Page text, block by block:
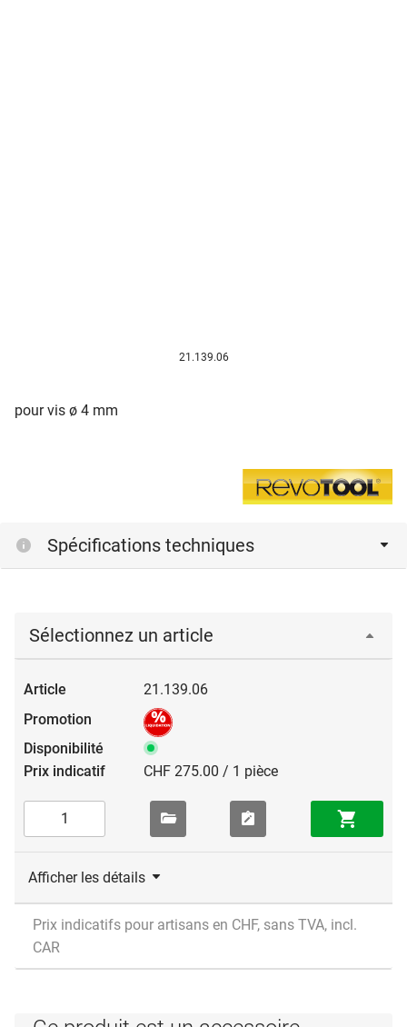
21.139.06
pour vis ø 4 mm
Spécifications techniques
Sélectionnez un article
21.139.06
CHF 275.00 / 1 pièce
Afficher les détails
Prix indicatifs pour artisans en CHF, sans TVA, incl.
CAR